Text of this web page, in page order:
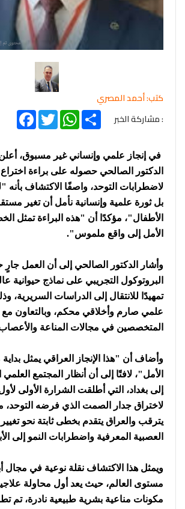
كتب: أحمد المصري
: مشاركة الخبر
FacebookTwitter
WhatsAppShare
في إنجاز علمي وإنساني غير مسبوق،
الدكتور الصالحي حصوله على براءة اختراع
لاضطرابات التوحد، واصفًا الاكتشاف
بل ثورة علمية وإنسانية نأمل أن تغير
الأطفال"، مؤكدًا أن "هذه البراءة تمثل
الأمل إلى واقع ملموس".
وأشار الدكتور الصالحي إلى أن العمل جارٍ
البروتوكول التجريبي على نماذج حيوانية
تمهيدًا للانتقال إلى الدراسات السريرية،
علمي صارم وأخلاقي محكم، وبالتعاون مع
المتخصصين في مجالات المناعة والأعصاب
وأضاف أن "هذا الإنجاز العراقي يمثل
الأمل"، لافتًا إلى أن أنظار المجتمع العلمي
إلى بغداد، التي أطلقت الشرارة الأولى
لاختراق جدار الصمت الذي فرضه التوحد،
يترقب والعراق يتقدم بخطى ثابتة نحو
العصبية المعرفية واضطرابات النمو إلى
ويمثل هذا الاكتشاف نقلة نوعية في مجال
مستوى العالم، حيث يعد أول محاولة
مكونات مناعية بشرية طبيعية نادرة، تم